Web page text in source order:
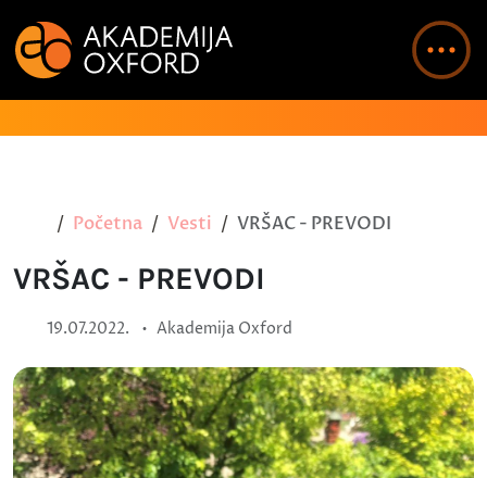
Početna Vesti VRŠAC - PREVODI
VRŠAC - PREVODI
19.07.2022. • Akademija Oxford